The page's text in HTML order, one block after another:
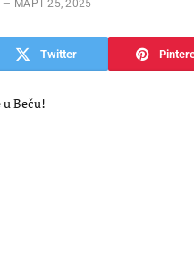
МАРТ 25, 2025
Twitter